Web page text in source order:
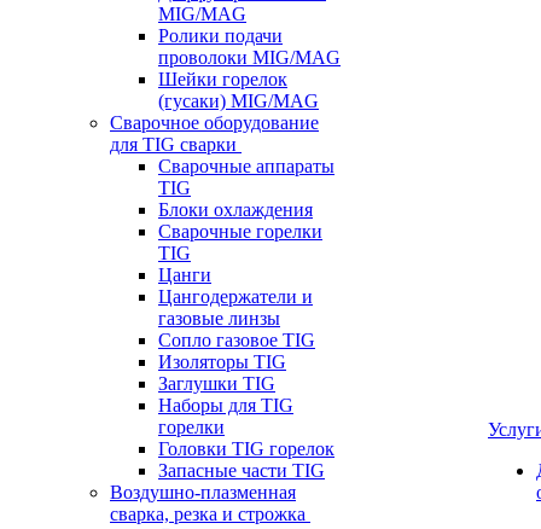
MIG/MAG
Ролики подачи
проволоки MIG/MAG
Шейки горелок
(гусаки) MIG/MAG
Сварочное оборудование
для TIG сварки
Сварочные аппараты
TIG
Блоки охлаждения
Сварочные горелки
TIG
Цанги
Цангодержатели и
газовые линзы
Сопло газовое TIG
Изоляторы TIG
Заглушки TIG
Наборы для TIG
горелки
Головки TIG горелок
Запасные части TIG
Воздушно-плазменная
сварка, резка и строжка